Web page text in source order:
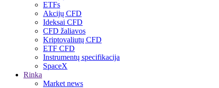
ETFs
Akcijų CFD
Ideksai CFD
CFD žaliavos
Kriptovaliutų CFD
ETF CFD
Instrumentų specifikacija
SpaceX
Rinka
Market news